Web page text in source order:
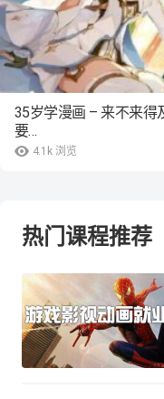
4.1k 浏览
35岁学漫画 – 来不来得
要…
热门课程推荐